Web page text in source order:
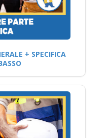
+ SPECIFICA